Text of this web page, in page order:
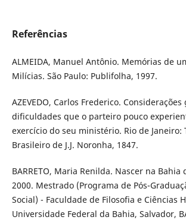
Referências
ALMEIDA, Manuel Antônio. Memórias de
Milícias. São Paulo: Publifolha, 1997.
AZEVEDO, Carlos Frederico.
dificuldades que o parteiro pouco
exercício do seu ministério. Rio de Janeiro:
Brasileiro de J.J. Noronha, 1847.
BARRETO, Maria Renilda. Nascer na Bahia
2000. Mestrado (Programa de Pós-
Social) - Faculdade de Filosofia e Ciências
Universidade Federal da Bahia, Salvador,